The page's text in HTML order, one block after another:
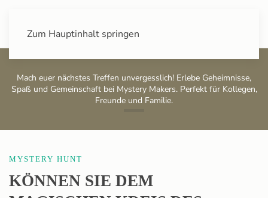
Zum Hauptinhalt springen
Mach euer nächstes Treffen unvergesslich! Erlebe Geheimnisse,
Spaß und Gemeinschaft bei Mystery Makers. Perfekt für Kollegen,
Freunde und Familie.
Kunstkammer
MYSTERY HUNT
KÖNNEN SIE DEM